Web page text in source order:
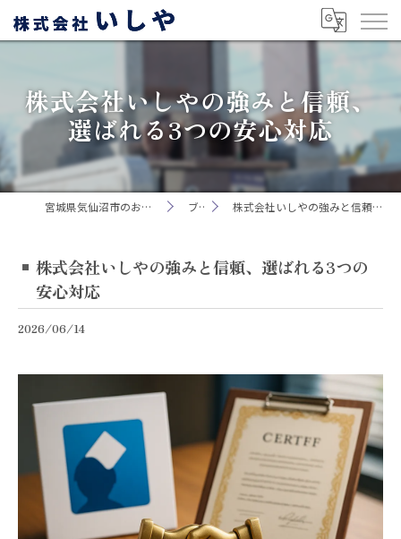
株式会社いしやの強みと信頼、
選ばれる3つの安心対応
宮城県気仙沼市のお墓なら株式会社いしや ブログ 株式会社いしやの強みと信頼、選ばれる3つの安心対応
株式会社いしやの強みと信頼、選ばれる3つの
安心対応
2026/06/14